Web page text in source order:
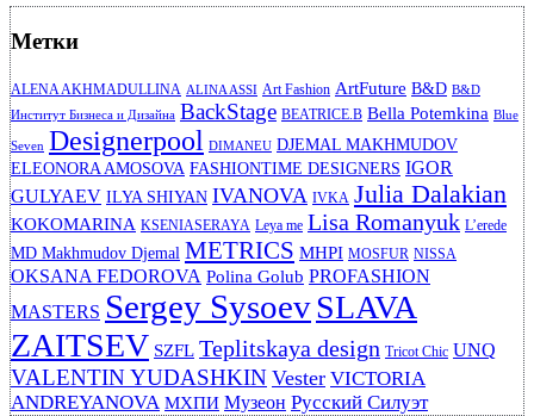
Метки
ALENA AKHMADULLINA ALINA ASSI Art Fashion ArtFuture B&D B&D
Институт Бизнеса и Дизайна BackStage BEATRICE.B Bella Potemkina Blue
Seven Designerpool DIMANEU DJEMAL MAKHMUDOV
ELEONORA AMOSOVA FASHIONTIME DESIGNERS IGOR
GULYAEV ILYA SHIYAN IVANOVA IVKA Julia Dalakian
KOKOMARINA KSENIASERAYA Leya me Lisa Romanyuk L’erede
MD Makhmudov Djemal METRICS MHPI MOSFUR NISSA
OKSANA FEDOROVA Polina Golub PROFASHION
MASTERS Sergey SysoevSLAVA
ZAITSEV SZFL Teplitskaya design Tricot Chic UNQ
VALENTIN YUDASHKIN Vester VICTORIA
ANDREYANOVA МХПИ Музеон Русский Силуэт